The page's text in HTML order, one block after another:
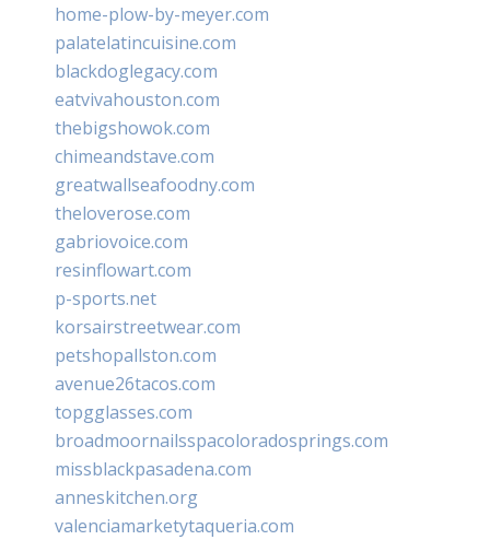
home-plow-by-meyer.com
palatelatincuisine.com
blackdoglegacy.com
eatvivahouston.com
thebigshowok.com
chimeandstave.com
greatwallseafoodny.com
theloverose.com
gabriovoice.com
resinflowart.com
p-sports.net
korsairstreetwear.com
petshopallston.com
avenue26tacos.com
topgglasses.com
broadmoornailsspacoloradosprings.com
missblackpasadena.com
anneskitchen.org
valenciamarketytaqueria.com